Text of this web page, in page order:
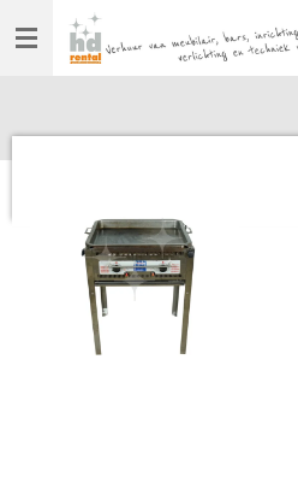
Ga
direct
hoofdinhoud